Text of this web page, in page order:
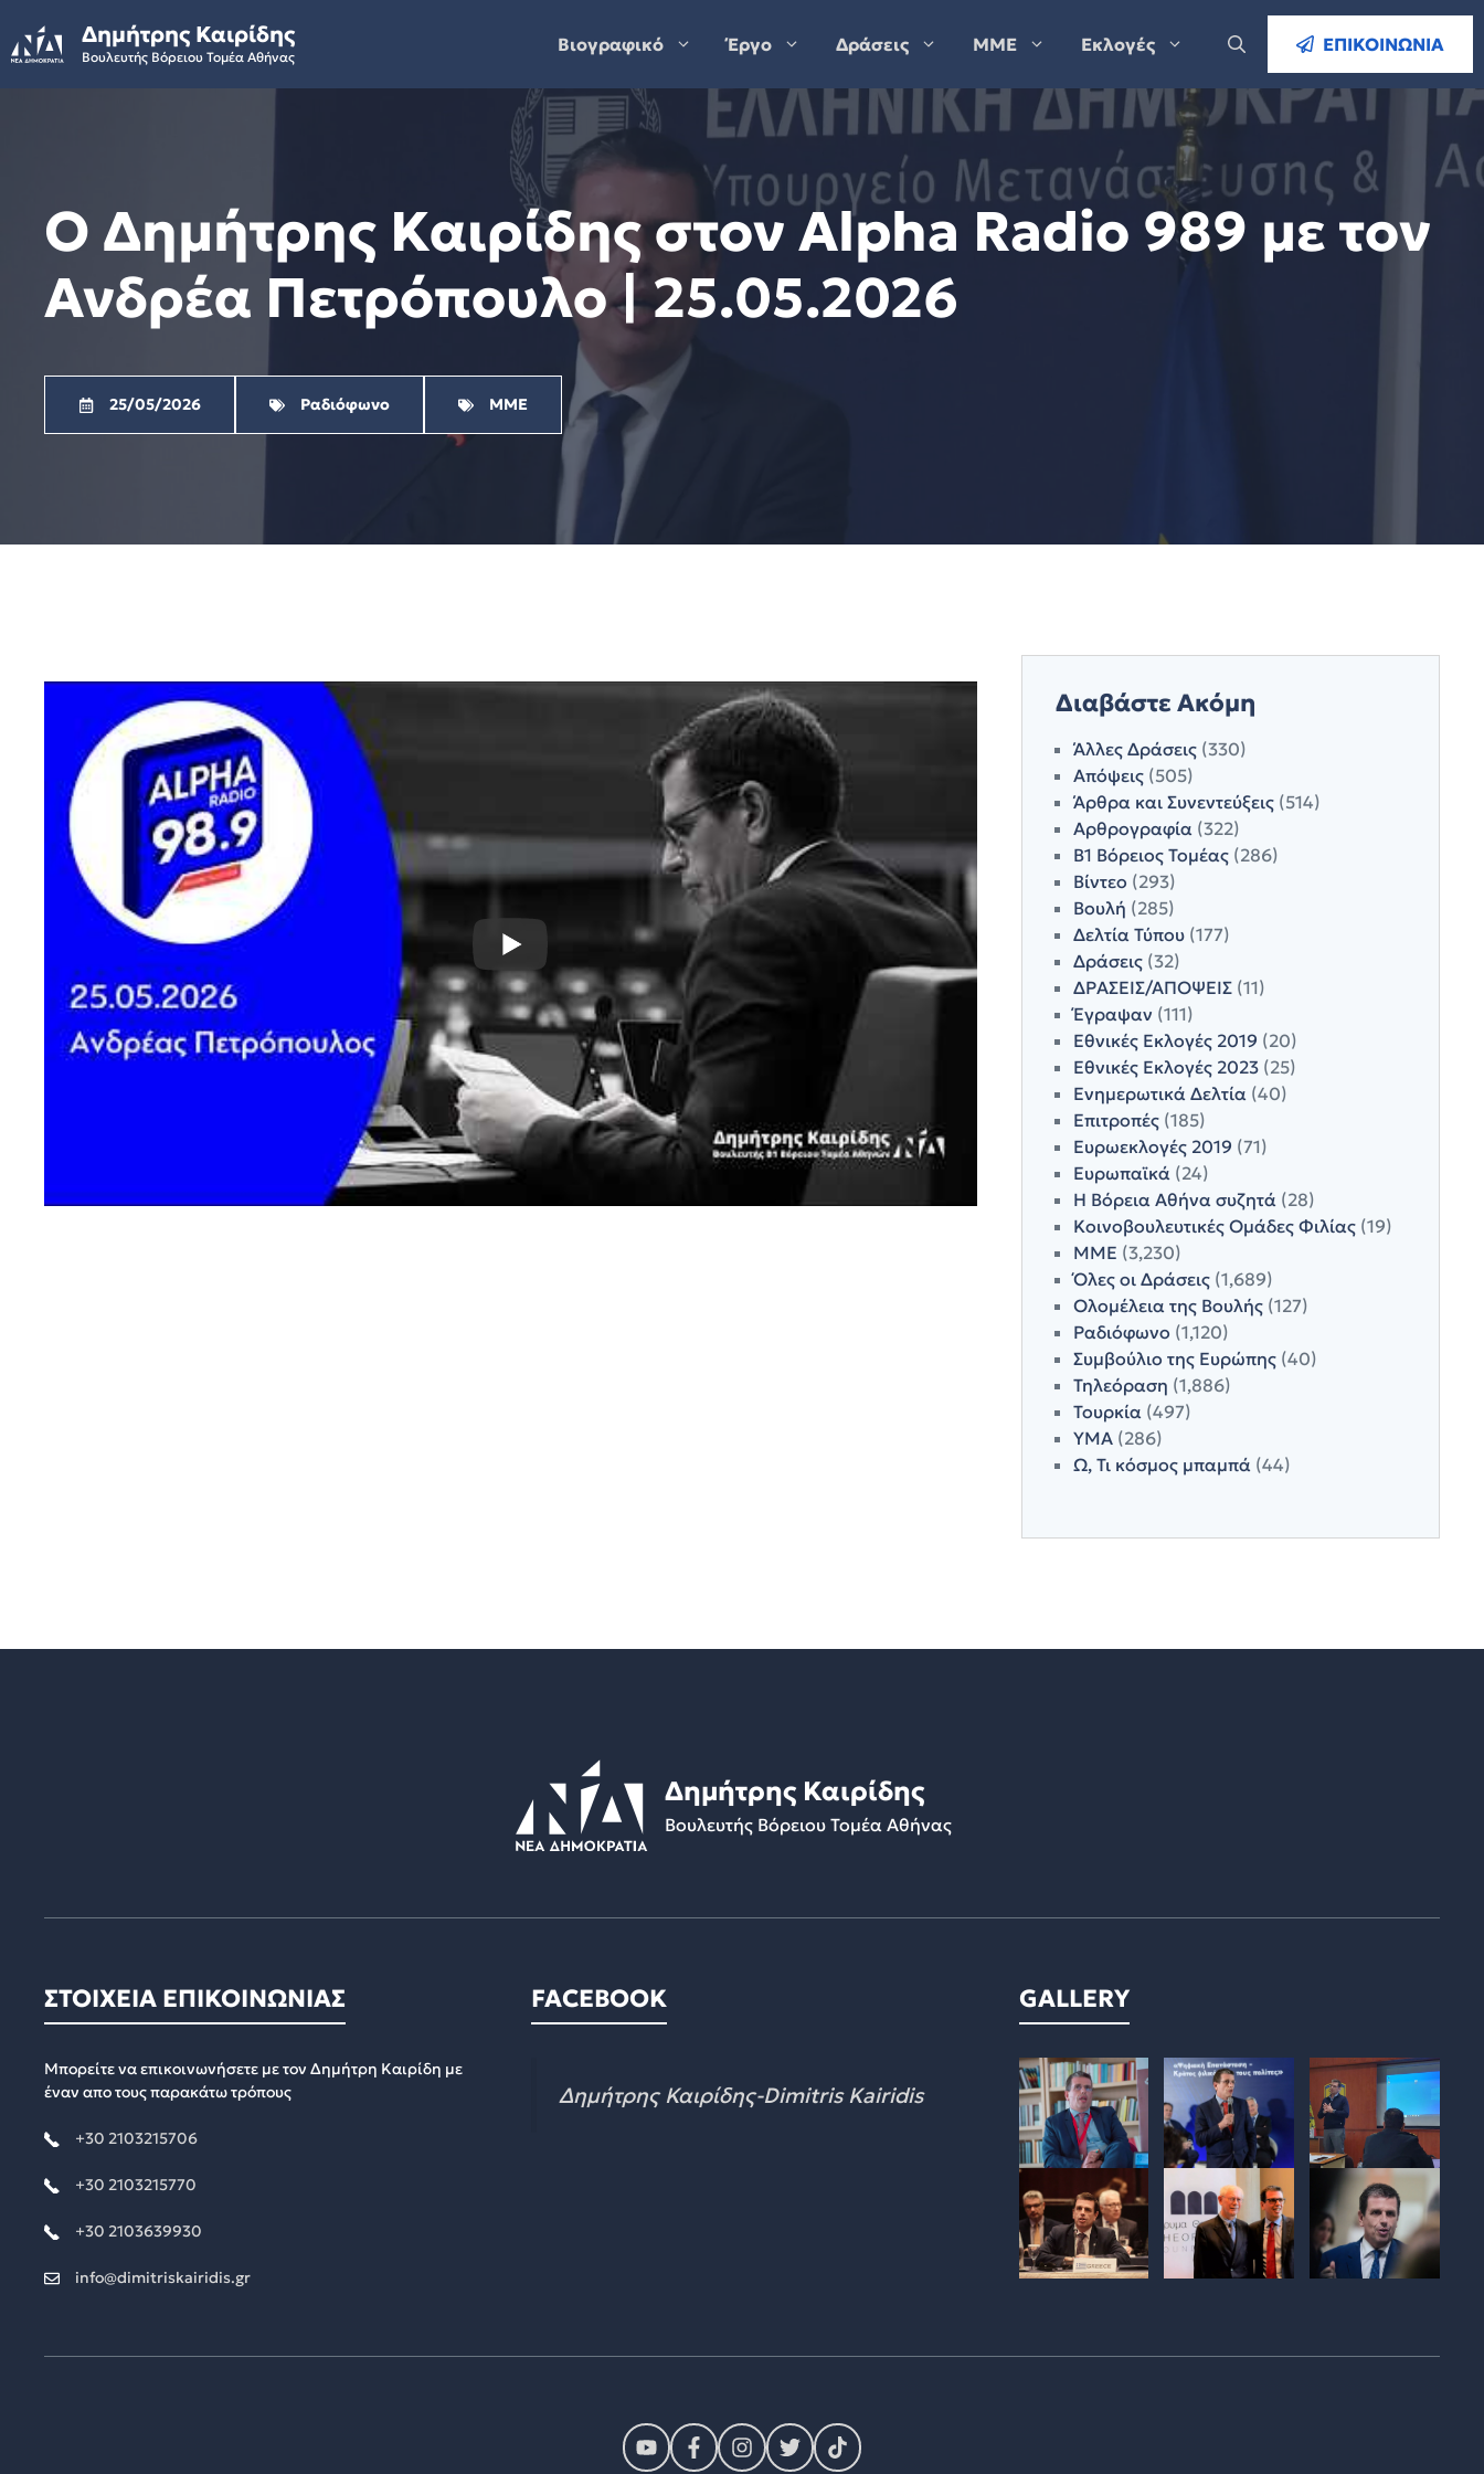
to
content
Δημήτρης Καιρίδης
Βουλευτής Βόρειου Τομέα Αθήνας
Βιογραφικό Έργο Δράσεις ΜΜΕ Εκλογές ΕΠΙΚΟΙΝΩΝΙΑ
Ο Δημήτρης Καιρίδης στον Alpha Radio 989 με τον
Ανδρέα Πετρόπουλο | 25.05.2026
25/05/2026 Ραδιόφωνο ΜΜΕ
Διαβάστε Ακόμη
Άλλες Δράσεις(330)
Απόψεις(505)
Άρθρα και Συνεντεύξεις(514)
Αρθρογραφία(322)
Β1 Βόρειος Τομέας(286)
Βίντεο (293)
Βουλή (285)
Δελτία Τύπου(177)
Δράσεις(32)
ΔΡΑΣΕΙΣ/ΑΠΟΨΕΙΣ(11)
Έγραψαν (111)
Εθνικές Εκλογές 2019 (20)
Εθνικές Εκλογές 2023(25)
Ενημερωτικά Δελτία(40)
Επιτροπές(185)
Ευρωεκλογές 2019 (71)
Ευρωπαϊκά(24)
Η Βόρεια Αθήνα συζητά(28)
Κοινοβουλευτικές Ομάδες Φιλίας(19)
ΜΜΕ (3,230)
Όλες οι Δράσεις(1,689)
Ολομέλεια της Βουλής(127)
Ραδιόφωνο (1,120)
Συμβούλιο της Ευρώπης(40)
Τηλεόραση (1,886)
Τουρκία(497)
ΥΜΑ(286)
Ω, Τι κόσμος μπαμπά(44)
Δημήτρης Καιρίδης
Βουλευτής Βόρειου Τομέα Αθήνας
ΣΤΟΙΧΕΙΑ ΕΠΙΚΟΙΝΩΝΙΑΣ
Μπορείτε να επικοινωνήσετε με τον Δημήτρη Καιρίδη με
έναν απο τους παρακάτω τρόπους
+30 2103215706
+30 2103215770
+30 2103639930
info@dimitriskairidis.gr
FACEBOOK
Δημήτρης Καιρίδης-Dimitris Kairidis
GALLERY